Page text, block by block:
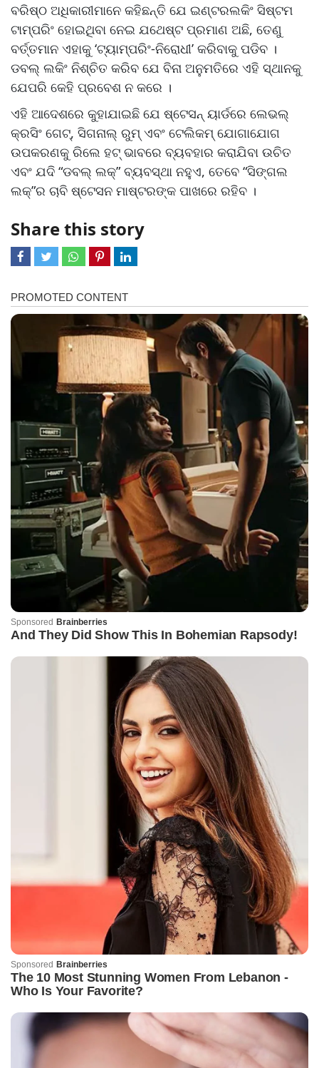
ବରିଷ୍ଠ ଅଧିକାରୀମାନେ କହିଛନ୍ତି ଯେ ଇଣ୍ଟରଲକିଂ ସିଷ୍ଟମ
ଟାମ୍ପରିଂ ହୋଇଥିବା ନେଇ ଯଥେଷ୍ଟ ପ୍ରମାଣ ଅଛି, ତେଣୁ
ବର୍ତ୍ତମାନ ଏହାକୁ ‘ଟ୍ୟାମ୍ପରିଂ-ନିରୋଧୀ’ କରିବାକୁ ପଡିବ ।
ଡବଲ୍ ଲକିଂ ନିଶ୍ଚିତ କରିବ ଯେ ବିନା ଅନୁମତିରେ ଏହି ସ୍ଥାନକୁ
ଯେପରି କେହି ପ୍ରବେଶ ନ କରେ ।
ଏହି ଆଦେଶରେ କୁହାଯାଇଛି ଯେ ଷ୍ଟେସନ୍ ୟାର୍ଡରେ ଲେଭଲ୍
କ୍ରସିଂ ଗେଟ୍, ସିଗନାଲ୍ ରୁମ୍ ଏବଂ ଟେଲିକମ୍ ଯୋଗାଯୋଗ
ଉପକରଣକୁ ରିଲେ ହଟ୍ ଭାବରେ ବ୍ୟବହାର କରାଯିବା ଉଚିତ
ଏବଂ ଯଦି “ଡବଲ୍ ଲକ୍” ବ୍ୟବସ୍ଥା ନହୁଏ, ତେବେ “ସିଙ୍ଗଲ
ଲକ୍”ର ଚାବି ଷ୍ଟେସନ ମାଷ୍ଟରଙ୍କ ପାଖରେ ରହିବ ।
Share this story